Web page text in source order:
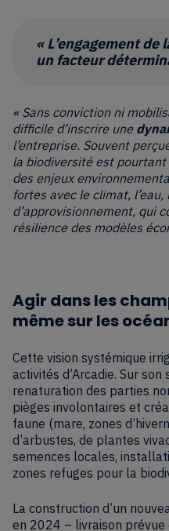
« L’engagement
un facteur
« Sans conviction ni
difficile d’inscrire une
l’entreprise. Souvent
la biodiversité est pourtant
des enjeux
fortes avec le climat,
d’approvisionnement, qui
résilience des modèles
Agir dans les
même sur les
Cette vision systémique
activités d’Arcadie. Sur
renaturation des parties
pièges involontaires et
faune (mare, zones
d’arbustes, de plantes
semences locales,
zones refuges pour la
La construction d’un
en 2024 – livraison